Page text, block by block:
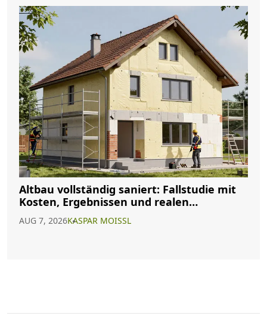
Altbau vollständig saniert: Fallstudie mit
Kosten, Ergebnissen und realen
AUG 7, 2026KASPAR MOISSL